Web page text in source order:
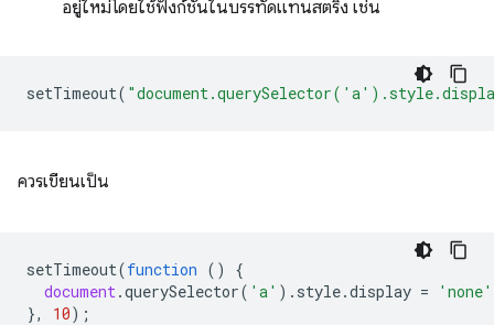
อยู่ใหม่โดยใช้ฟังก์ชันในบรรทัดแทนสตริง เช่น
setTimeout(
ควรเขียนเป็น
setTimeout(function ()
{
document .querySelector( 'a' ). style.display = 'none'
},
10);